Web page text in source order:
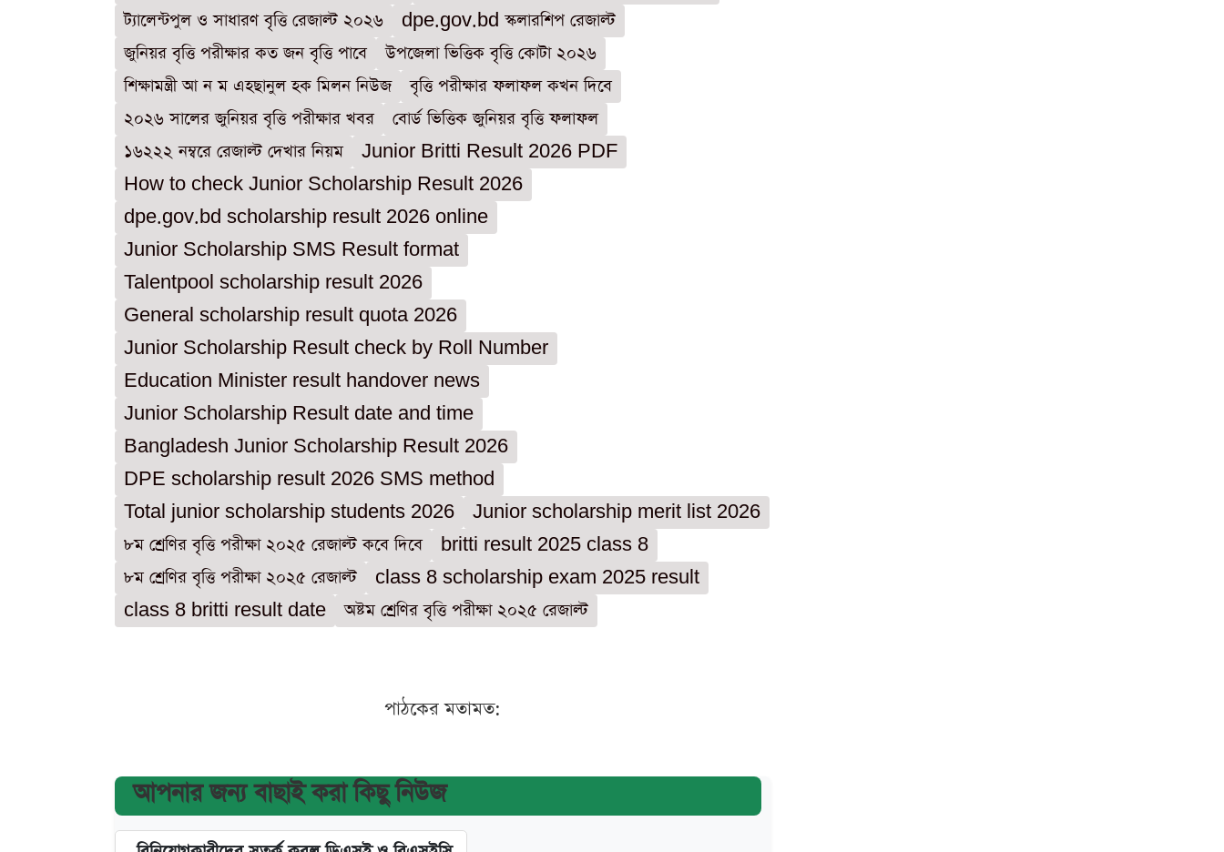
ট্যালেন্টপুল ও সাধারণ বৃত্তি রেজাল্ট ২০২৬
dpe.gov.bd স্কলারশিপ রেজাল্ট
জুনিয়র বৃত্তি পরীক্ষার কত জন বৃত্তি পাবে
উপজেলা ভিত্তিক বৃত্তি কোটা ২০২৬
শিক্ষামন্ত্রী আ ন ম এহছানুল হক মিলন নিউজ
বৃত্তি পরীক্ষার ফলাফল কখন দিবে
২০২৬ সালের জুনিয়র বৃত্তি পরীক্ষার খবর
বোর্ড ভিত্তিক জুনিয়র বৃত্তি ফলাফল
১৬২২২ নম্বরে রেজাল্ট দেখার নিয়ম
Junior Britti Result 2026 PDF
How to check Junior Scholarship Result 2026
dpe.gov.bd scholarship result 2026 online
Junior Scholarship SMS Result format
Talentpool scholarship result 2026
General scholarship result quota 2026
Junior Scholarship Result check by Roll Number
Education Minister result handover news
Junior Scholarship Result date and time
Bangladesh Junior Scholarship Result 2026
DPE scholarship result 2026 SMS method
Total junior scholarship students 2026
Junior scholarship merit list 2026
৮ম শ্রেণির বৃত্তি পরীক্ষা ২০২৫ রেজাল্ট কবে দিবে
britti result 2025 class 8
৮ম শ্রেণির বৃত্তি পরীক্ষা ২০২৫ রেজাল্ট
class 8 scholarship exam 2025 result
class 8 britti result date
অষ্টম শ্রেণির বৃত্তি পরীক্ষা ২০২৫ রেজাল্ট
পাঠকের মতামত:
আপনার জন্য বাছাই করা কিছু নিউজ